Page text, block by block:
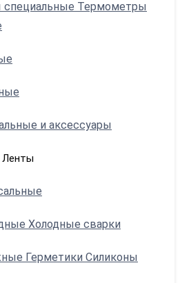
Термометры
и аксессуары
Ленты
Холодные сварки
Герметики Силиконы